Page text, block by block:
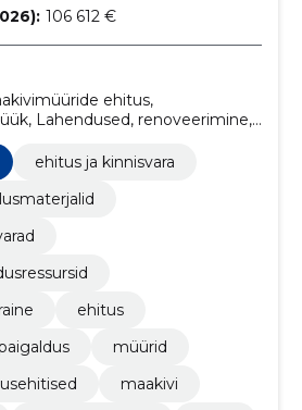
106 612 €
ehitus,
Lahendused, renoveerimine,
maakivimüürid, maakivi
ehitus ja kinnisvara
ehitus
müürid
maakivi